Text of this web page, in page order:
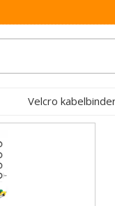
Velcro